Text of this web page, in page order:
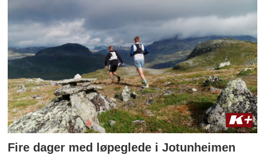
Fire dager med løpeglede i Jotunheimen